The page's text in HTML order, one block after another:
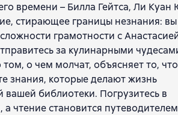
времени – Билла Гейтса, Ли Куан
стирающее границы незнания: вы
грамотности с
за кулинарными
о чем молчат, объясняет то, что
знания, которые делают жизнь
вашей библиотеки. Погрузитесь в
чтение становится путеводителем